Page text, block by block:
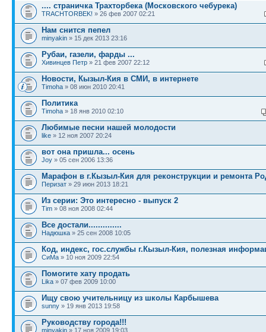
.... страничка Трахторбека (Московского чебурека)
TRACHTORBEK! » 26 фев 2007 02:21
Нам снится пепел
minyakin » 15 дек 2013 23:16
Рубаи, газели, фарды ...
Хивинцев Петр » 21 фев 2007 22:12
Новости, Кызыл-Кия в СМИ, в интернете
Timoha » 08 июн 2010 20:41
Политика
Timoha » 18 янв 2010 02:10
Любимые песни нашей молодости
like » 12 ноя 2007 20:24
вот она пришла... осень
Joy » 05 сен 2006 13:36
Марафон в г.Кызыл-Кия для реконструкции и ремонта
Перизат » 29 июн 2013 18:21
Из серии: Это интересно - выпуск 2
Tim » 08 ноя 2008 02:44
Все достали..............
Надюшка » 25 сен 2008 10:05
Код, индекс, гос.службы г.Кызыл-Кия, полезная
СиМа » 10 ноя 2009 22:54
Помогите хату продать
Lika » 07 фев 2009 10:00
Ищу свою учительницу из школы Карбышева
sunny » 19 янв 2013 19:58
Руководству города!!!
minyakin » 17 ноя 2009 19:03